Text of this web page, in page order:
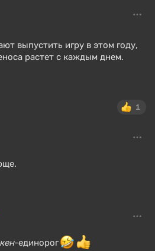
выпустить игру в этом году,
растет с каждым днем.
1
-единорог